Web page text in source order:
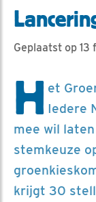
Geplaatst op 13
H et
Iedere
mee wil
stemkeuze
krijgt 30